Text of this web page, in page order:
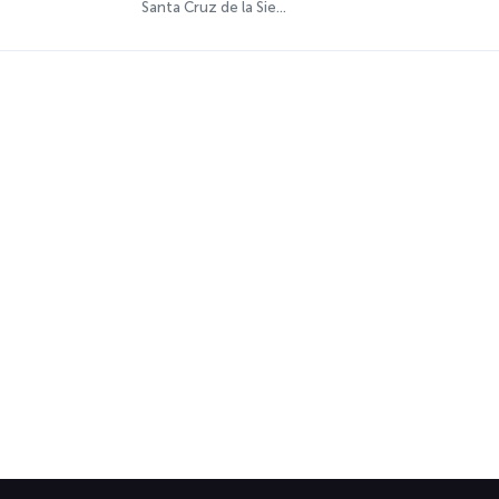
Santa Cruz de la Sierra 96.1 FM